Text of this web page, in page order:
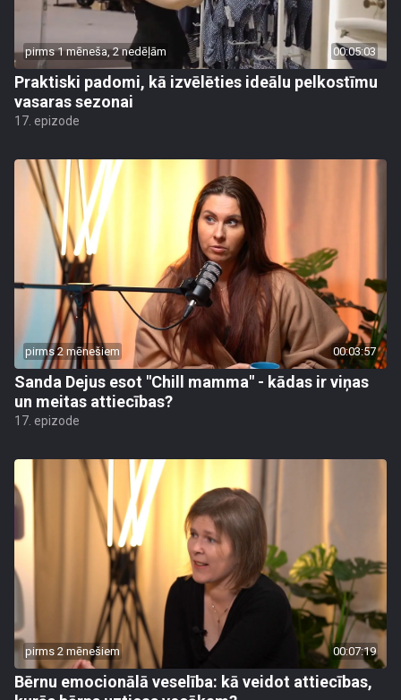
pirms 1 mēneša, 2 nedēļām 00:05:03
Praktiski padomi, kā izvēlēties ideālu pelkostīmu
vasaras sezonai
17. epizode
pirms 2 mēnešiem 00:03:57
Sanda Dejus esot "Chill mamma" - kādas ir viņas
un meitas attiecības?
17. epizode
pirms 2 mēnešiem 00:07:19
Bērnu emocionālā veselība: kā veidot attiecības,